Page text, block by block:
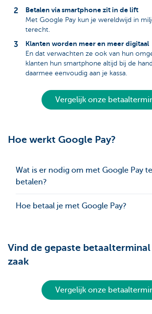
Betalen via smartphone zit in de lift
Met Google Pay kun je wereldwijd in
terecht.
Klanten worden meer en meer digitaal
En dat verwachten ze ook van hun
klanten hun smartphone altijd bij de
daarmee eenvoudig aan je kassa.
Vergelijk onze
Hoe werkt Google Pay?
Wat is er nodig om met Google Pay
betalen?
Hoe betaal je met Google Pay?
Vind de gepaste
zaak
Vergelijk onze